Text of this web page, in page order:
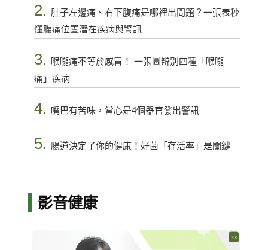
2. 肚子左邊痛、右下腹痛是哪裡出問題？一張表秒
懂腹痛位置潛在疾病與警訊
3.
喉嚨痛不等於感冒！ 一張圖辨別四種「喉嚨
痛」疾病
4. 嘴巴有苦味，當心是4個器官發出警訊
5. 腸道決定了你的健康！好菌「存活率」是關鍵
影音健康